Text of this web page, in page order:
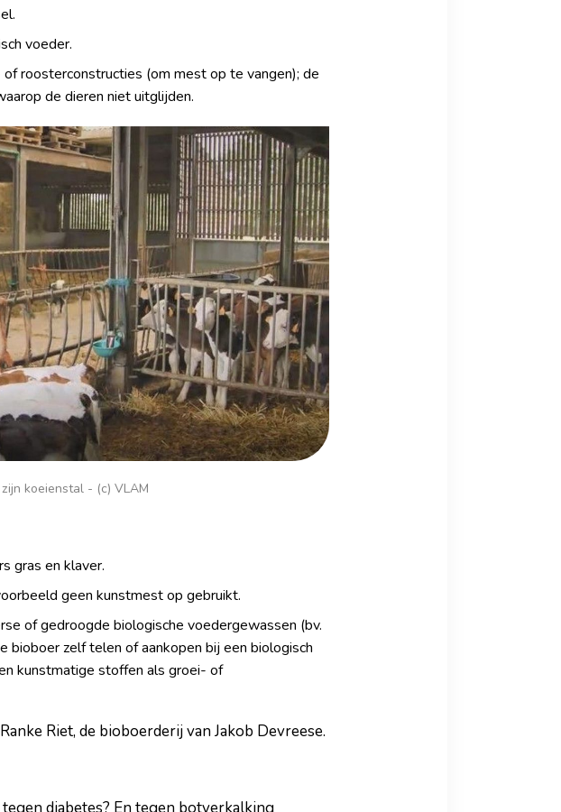
voeder.
roosterconstructies (om mest op te vangen); de
de dieren niet uitglijden.
koeienstal - (c) VLAM
gras en klaver.
geen kunstmest op gebruikt.
of gedroogde biologische voedergewassen (bv.
bioboer zelf telen of aankopen bij een biologisch
kunstmatige stoffen als groei- of
Riet, de bioboerderij van Jakob Devreese.
diabetes? En tegen botverkalking